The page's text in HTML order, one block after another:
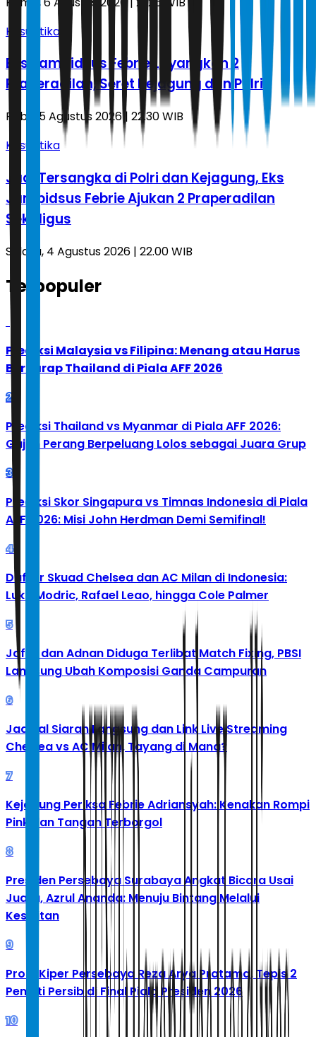
Kasuistika
Eks Jampidsus Febrie Layangkan 2
Praperadilan, Seret Kejagung dan Polri
Rabu, 5 Agustus 2026 | 22.30 WIB
Kasuistika
Jadi Tersangka di Polri dan Kejagung, Eks
Jampidsus Febrie Ajukan 2 Praperadilan
Sekaligus
Selasa, 4 Agustus 2026 | 22.00 WIB
Terpopuler
Prediksi Malaysia vs Filipina: Menang atau Harus
Berharap Thailand di Piala AFF 2026
2
Prediksi Thailand vs Myanmar di Piala AFF 2026:
Gajah Perang Berpeluang Lolos sebagai Juara Grup
3
Prediksi Skor Singapura vs Timnas Indonesia di Piala
AFF 2026: Misi John Herdman Demi Semifinal!
4
Daftar Skuad Chelsea dan AC Milan di Indonesia:
Luka Modric, Rafael Leao, hingga Cole Palmer
5
Jafar dan Adnan Diduga Terlibat Match Fixing, PBSI
Langsung Ubah Komposisi Ganda Campuran
6
Jadwal Siaran Langsung dan Link Live Streaming
Chelsea vs AC Milan, Tayang di Mana?
7
Kejagung Periksa Febrie Adriansyah: Kenakan Rompi
Pink dan Tangan Terborgol
8
Presiden Persebaya Surabaya Angkat Bicara Usai
Juara, Azrul Ananda: Menuju Bintang Melalui
Kesulitan
9
Profil Kiper Persebaya Reza Arya Pratama, Tepis 2
Penalti Persib di Final Piala Presiden 2026
10